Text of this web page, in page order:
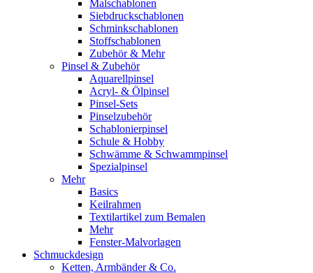
Malschablonen
Siebdruckschablonen
Schminkschablonen
Stoffschablonen
Zubehör & Mehr
Pinsel & Zubehör
Aquarellpinsel
Acryl- & Ölpinsel
Pinsel-Sets
Pinselzubehör
Schablonierpinsel
Schule & Hobby
Schwämme & Schwammpinsel
Spezialpinsel
Mehr
Basics
Keilrahmen
Textilartikel zum Bemalen
Mehr
Fenster-Malvorlagen
Schmuckdesign
Ketten, Armbänder & Co.